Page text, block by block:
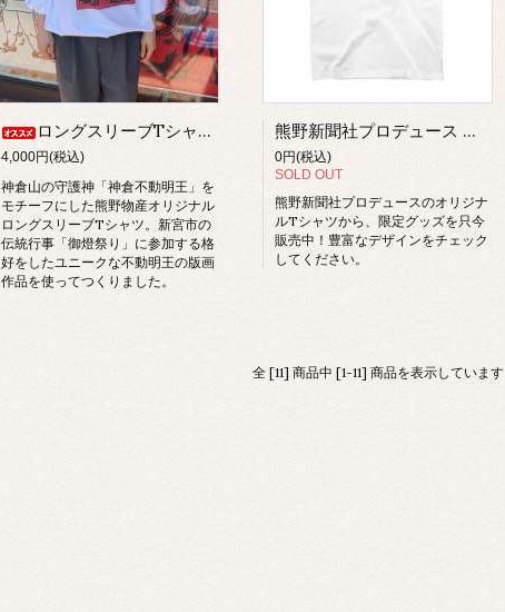
ロングスリーブTシャツ「神倉不動明王」
4,000円(税込)
神倉山の守護神「神倉不動明王」を
モチーフにした熊野物産オリジナル
ロングスリーブTシャツ。新宮市の
伝統行事「御燈祭り」に参加する格
好をしたユニークな不動明王の版画
作品を使ってつくりました。
熊野新聞社プロデュース オリジナルTシャツ（SUZURI店）
0円(税込)
SOLD OUT
熊野新聞社プロデュースのオリジナ
ルTシャツから、限定グッズを只今
販売中！豊富なデザインをチェック
してください。
全 [11] 商品中 [1-11] 商品を表示しています